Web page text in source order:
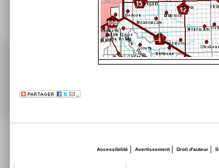
Accessibilité Avertissement Droit d'auteur